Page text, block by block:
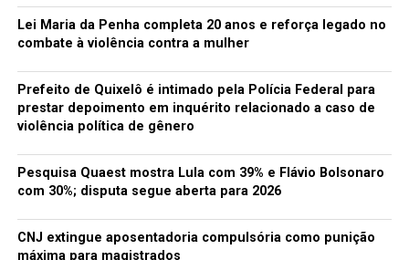
Churrasqueiro e Eletricista de Veículos são opções na
Bolsa de Empregos de hoje
redacao
Lei Maria da Penha completa 20 anos e reforça legado no
combate à violência contra a mulher
Prefeito de Quixelô é intimado pela Polícia Federal para
prestar depoimento em inquérito relacionado a caso de
violência política de gênero
Pesquisa Quaest mostra Lula com 39% e Flávio Bolsonaro
com 30%; disputa segue aberta para 2026
CNJ extingue aposentadoria compulsória como punição
máxima para magistrados